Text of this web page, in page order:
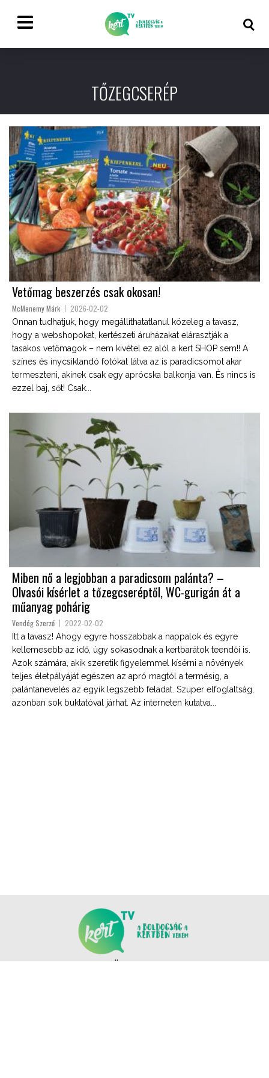
TŐZEGCSERÉP
Vetőmag beszerzés csak okosan!
McMenemy Márk 2026-02-02
Onnan tudhatjuk, hogy megállíthatatlanul közeleg a tavasz,
hogy a webshopokat, kertészeti áruházakat elárasztják a
tasakos vetőmagok – nem kivétel ez alól a kert SHOP sem!! A
színes és ínycsiklandó fotókat látva az is paradicsomot akar
termeszteni, akinek csak egy aprócska balkonja van. És nincs is
ezzel baj, sőt! Csak...
Miben nő a legjobban a paradicsom palánta? –
Olvasói kísérlet a tőzegcseréptől, WC-gurigán át a
műanyag pohárig
Vendég Szerző 2022-02-02
Itt a tavasz! Ahogy egyre hosszabbak a nappalok és egyre
kellemesebb az idő, úgy sokasodnak a kertbarátok teendői is.
Azok számára, akik szeretik figyelemmel kísérni a növények
teljes életpályáját egészen az apró magtól a termésig, a
palántanevelés az egyik legszebb feladat. Szuper elfoglaltság,
azonban sok buktatóval járhat. Az interneten kutatva...